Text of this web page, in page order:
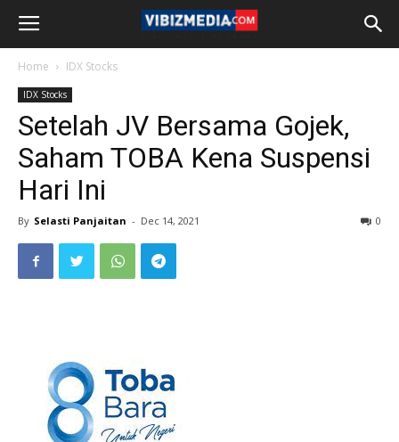
Home IDX Stocks
IDX Stocks
Setelah JV Bersama Gojek,
Saham TOBA Kena Suspensi
Hari Ini
By Selasti Panjaitan - Dec 14, 2021 0